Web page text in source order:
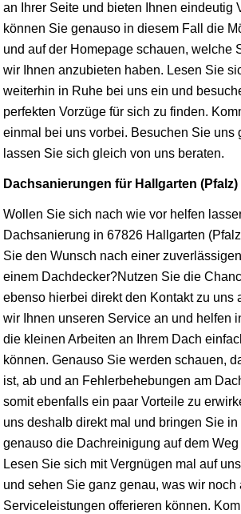
an Ihrer Seite und bieten Ihnen eindeutig
können Sie genauso in diesem Fall die
und auf der Homepage schauen, welche
wir Ihnen anzubieten haben. Lesen Sie
weiterhin in Ruhe bei uns ein und
perfekten Vorzüge für sich zu finden.
einmal bei uns vorbei. Besuchen Sie uns
lassen Sie sich gleich von uns beraten.
Dachsanierungen für Hallgarten (Pfalz)
Wollen Sie sich nach wie vor helfen
Dachsanierung in 67826 Hallgarten
Sie den Wunsch nach einer
einem Dachdecker?Nutzen Sie die
ebenso hierbei direkt den Kontakt zu uns
wir Ihnen unseren Service an und helfen
die kleinen Arbeiten an Ihrem Dach
können. Genauso Sie werden schauen,
ist, ab und an Fehlerbehebungen am
somit ebenfalls ein paar Vorteile zu
uns deshalb direkt mal und bringen Sie
genauso die Dachreinigung auf dem
Lesen Sie sich mit Vergnügen mal auf
und sehen Sie ganz genau, was wir noch
Serviceleistungen offerieren können.